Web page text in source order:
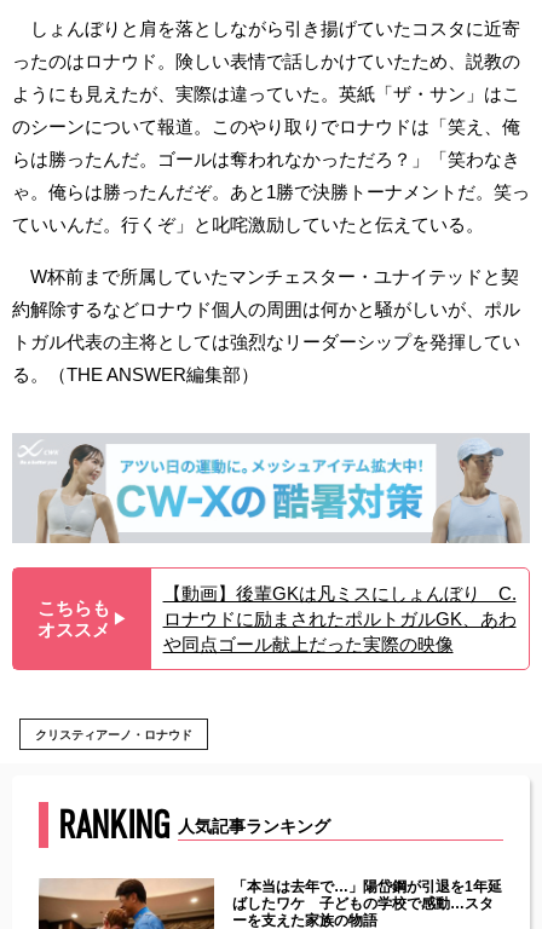
しょんぼりと肩を落としながら引き揚げていたコスタに近寄
ったのはロナウド。険しい表情で話しかけていたため、説教の
ようにも見えたが、実際は違っていた。英紙「ザ・サン」はこ
のシーンについて報道。このやり取りでロナウドは「笑え、俺
らは勝ったんだ。ゴールは奪われなかっただろ？」「笑わなき
ゃ。俺らは勝ったんだぞ。あと1勝で決勝トーナメントだ。笑っ
ていいんだ。行くぞ」と叱咤激励していたと伝えている。
W杯前まで所属していたマンチェスター・ユナイテッドと契
約解除するなどロナウド個人の周囲は何かと騒がしいが、ポル
トガル代表の主将としては強烈なリーダーシップを発揮してい
る。（THE ANSWER編集部）
こちらも
オススメ ▶︎
【動画】後輩GKは凡ミスにしょんぼり C.
ロナウドに励まされたポルトガルGK、あわ
や同点ゴール献上だった実際の映像
クリスティアーノ・ロナウド
RANKING 人気記事ランキング
「本当は去年で…」陽岱鋼が引退を1年延
ばしたワケ 子どもの学校で感動…スタ
ーを支えた家族の物語